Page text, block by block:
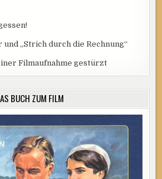
und „Strich durch die Rechnung“
Filmaufnahme gestürzt
BUCH ZUM FILM